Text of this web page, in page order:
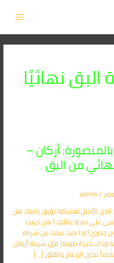
البق نهائيًا
أركان –
من البق
/
admin
الأمثل لمشكلة تؤرق راحتك هل
على صحة عائلتك؟ هل جربت
جدوى؟ إذا كنت تبحث عن شركة
خبرة طويلة، فإن شركة أركان
مدى الإزعاج والقلق […]